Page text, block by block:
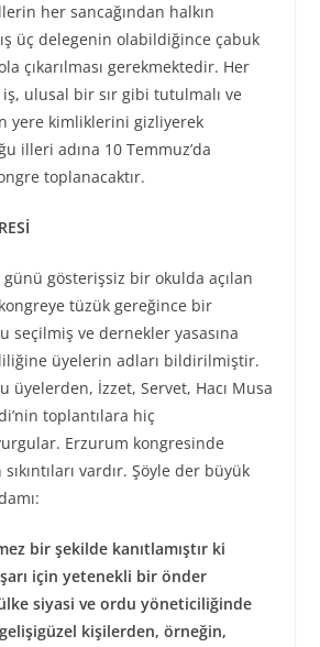
her sancağından halkın
üç delegenin olabildiğince çabuk
çıkarılması gerekmektedir. Her
iş, ulusal bir sır gibi tutulmalı ve
yere kimliklerini gizliyerek
illeri adına 10 Temmuz’da
toplanacaktır.
gösterişsiz bir okulda açılan
tüzük gereğince bir
seçilmiş ve dernekler yasasına
üyelerin adları bildirilmiştir.
üyelerden, İzzet, Servet, Hacı Musa
toplantılara hiç
Erzurum kongresinde
vardır. Şöyle der büyük
bir şekilde kanıtlamıştır ki
için yetenekli bir önder
siyasi ve ordu yöneticiliğinde
kişilerden, örneğin,